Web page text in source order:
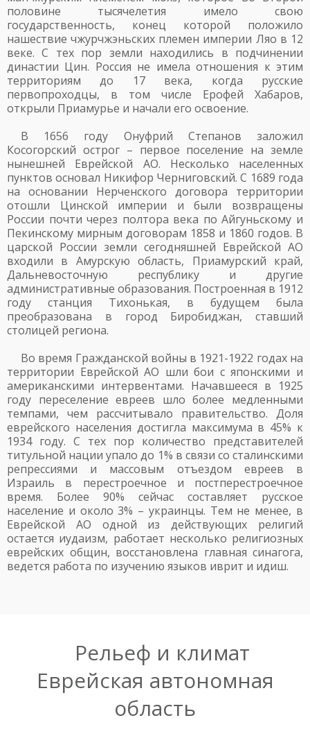
половине тысячелетия имело свою
государственность, конец которой положило
нашествие чжурчжэньских племен империи Ляо в 12
веке. С тех пор земли находились в подчинении
династии Цин. Россия не имела отношения к этим
территориям до 17 века, когда русские
первопроходцы, в том числе Ерофей Хабаров,
открыли Приамурье и начали его освоение.
В 1656 году Онуфрий Степанов заложил
Косогорский острог – первое поселение на земле
нынешней Еврейской АО. Несколько населенных
пунктов основал Никифор Черниговский. С 1689 года
на основании Нерченского договора территории
отошли Цинской империи и были возвращены
России почти через полтора века по Айгуньскому и
Пекинскому мирным договорам 1858 и 1860 годов. В
царской России земли сегодняшней Еврейской АО
входили в Амурскую область, Приамурский край,
Дальневосточную республику и другие
административные образования. Построенная в 1912
году станция Тихонькая, в будущем была
преобразована в город Биробиджан, ставший
столицей региона.
Во время Гражданской войны в 1921-1922 годах на
территории Еврейской АО шли бои с японскими и
американскими интервентами. Начавшееся в 1925
году переселение евреев шло более медленными
темпами, чем рассчитывало правительство. Доля
еврейского населения достигла максимума в 45% к
1934 году. С тех пор количество представителей
титульной нации упало до 1% в связи со сталинскими
репрессиями и массовым отъездом евреев в
Израиль в перестроечное и постперестроечное
время. Более 90% сейчас составляет русское
население и около 3% – украинцы. Тем не менее, в
Еврейской АО одной из действующих религий
остается иудаизм, работает несколько религиозных
еврейских общин, восстановлена главная синагога,
ведется работа по изучению языков иврит и идиш.
Рельеф и климат
Еврейская автономная
область